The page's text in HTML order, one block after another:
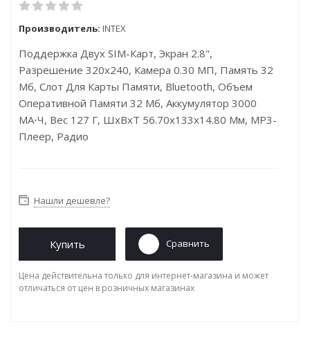
Производитель: INTEX
Поддержка Двух SIM-Карт, Экран 2.8",
Разрешение 320x240, Камера 0.30 МП, Память 32
Мб, Слот Для Карты Памяти, Bluetooth, Объем
Оперативной Памяти 32 Мб, Аккумулятор 3000
МА⋅ч, Вес 127 Г, ШxВxТ 56.70x133x14.80 Мм, MP3-
Плеер, Радио
Нашли дешевле?
Купить Сравнить
Цена действительна только для интернет-магазина и может
отличаться от цен в розничных магазинах